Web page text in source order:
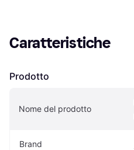
Caratteristiche
Prodotto
Nome del prodotto
Brand